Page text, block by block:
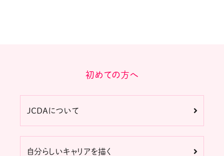
初めての方へ
JCDAについて
自分らしいキャリアを描く